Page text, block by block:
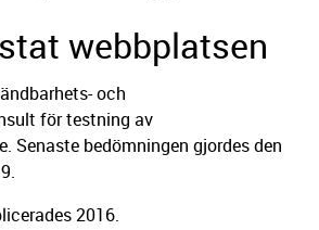
webbplatsen
och
för testning av
Senaste bedömningen gjordes den
2016.